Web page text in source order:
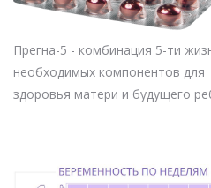
Прегна-5 - комбинация 5-ти
необходимых компонентов для
здоровья матери и будущего